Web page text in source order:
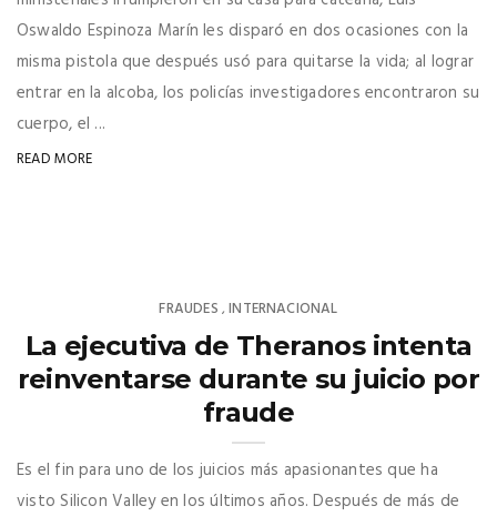
Oswaldo Espinoza Marín les disparó en dos ocasiones con la
misma pistola que después usó para quitarse la vida; al lograr
entrar en la alcoba, los policías investigadores encontraron su
cuerpo, el ...
READ MORE
FRAUDES ,INTERNACIONAL
La ejecutiva de Theranos intenta
reinventarse durante su juicio por
fraude
Es el fin para uno de los juicios más apasionantes que ha
visto Silicon Valley en los últimos años. Después de más de